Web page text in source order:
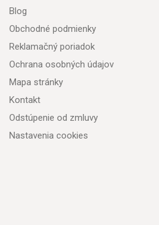
Blog
Obchodné podmienky
Reklamačný poriadok
Ochrana osobných údajov
Mapa stránky
Kontakt
Odstúpenie od zmluvy
Nastavenia cookies